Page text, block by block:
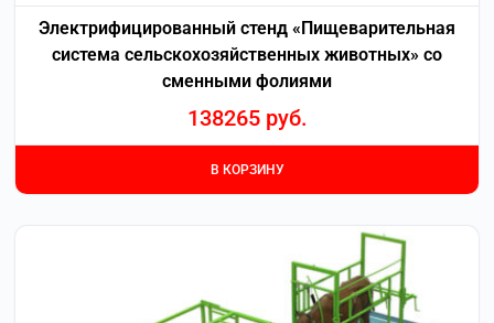
Электрифицированный стенд «Пищеварительная
система сельскохозяйственных животных» со
сменными фолиями
138265 руб.
В КОРЗИНУ